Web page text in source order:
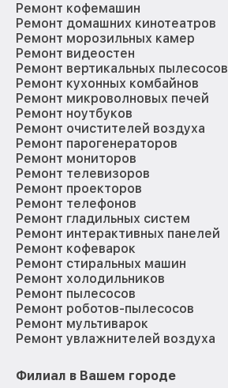
Ремонт кофемашин
Ремонт домашних кинотеатров
Ремонт морозильных камер
Ремонт видеостен
Ремонт вертикальных пылесосов
Ремонт кухонных комбайнов
Ремонт микроволновых печей
Ремонт ноутбуков
Ремонт очистителей воздуха
Ремонт парогенераторов
Ремонт мониторов
Ремонт телевизоров
Ремонт проекторов
Ремонт телефонов
Ремонт гладильных систем
Ремонт интерактивных панелей
Ремонт кофеварок
Ремонт стиральных машин
Ремонт холодильников
Ремонт пылесосов
Ремонт роботов-пылесосов
Ремонт мультиварок
Ремонт увлажнителей воздуха
Филиал в Вашем городе